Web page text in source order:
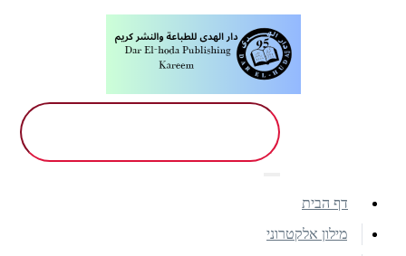
דף הבית
מילון אלקטרוני